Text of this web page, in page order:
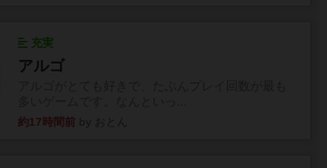
充実
アルゴ
約17時間前